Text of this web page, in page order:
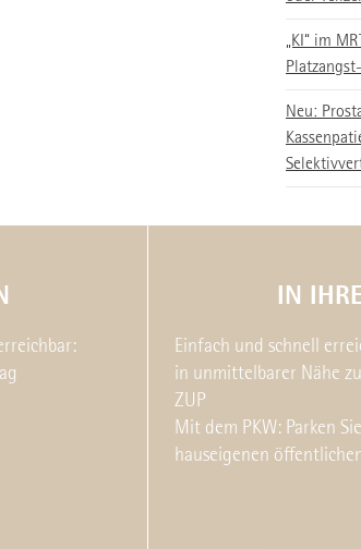
„KI“ im
Neu:
IN
Einfach und schnell
in unmittelbarer Nähe
ZUP
Mit dem PKW: Parken
hauseigenen